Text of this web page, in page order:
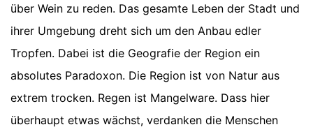
über Wein zu reden. Das gesamte Leben der Stadt und
ihrer Umgebung dreht sich um den Anbau edler
Tropfen. Dabei ist die Geografie der Region ein
absolutes Paradoxon. Die Region ist von Natur aus
extrem trocken. Regen ist Mangelware. Dass hier
überhaupt etwas wächst, verdanken die Menschen